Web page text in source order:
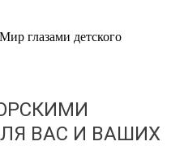
глазами детского
ВАС И ВАШИХ